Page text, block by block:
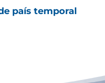
país temporal